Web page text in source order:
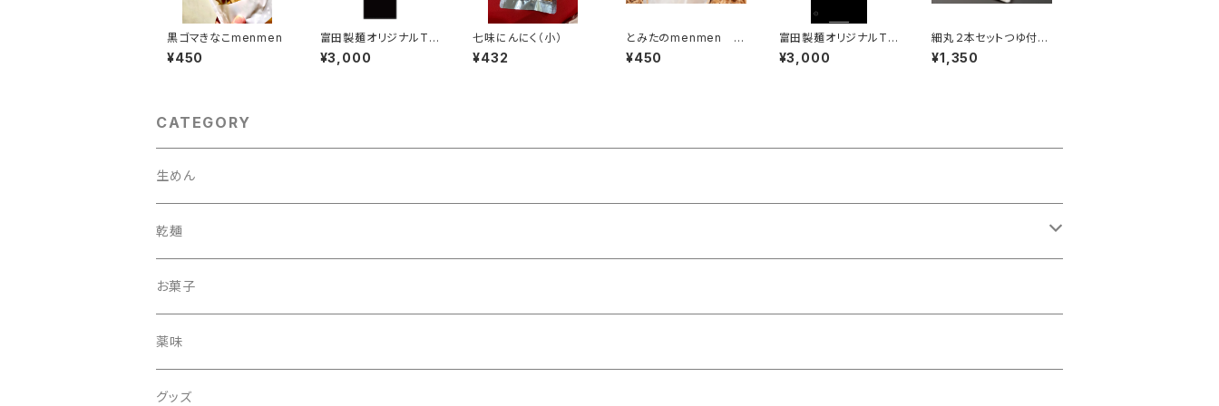
黒ゴマきなこmenmen
¥450
富田製麺オリジナルTシ
ャツ2
¥3,000
七味にんにく（小）
¥432
とみたのmenmen プ
レーン
¥450
富田製麺オリジナルTシ
ャツ
¥3,000
細丸２本セットつゆ付
き (4食分)
¥1,350
CATEGORY
生めん
乾麺
丸
細まる
ひもかわ
お菓子
薬味
グッズ